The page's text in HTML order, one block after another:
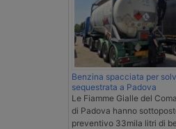
Benzina spacciata per
sequestrata a Padova
Le Fiamme Gialle del
di Padova hanno
preventivo 33mila litri di